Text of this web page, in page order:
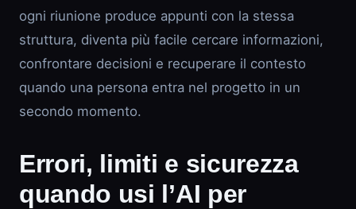
ogni riunione produce appunti con la stessa
struttura, diventa più facile cercare informazioni,
confrontare decisioni e recuperare il contesto
quando una persona entra nel progetto in un
secondo momento.
Errori, limiti e sicurezza
quando usi l’AI per